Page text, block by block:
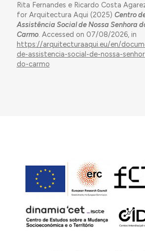
Rita Fernandes e Ricardo Costa
for Arquitectura Aqui (2025) Centro
Assistência Social de Nossa Senhora
Carmo. Accessed on 07/08/2026, in
https://arquitecturaaqui.eu/en/
de-assistencia-social-de-nossa-
do-carmo